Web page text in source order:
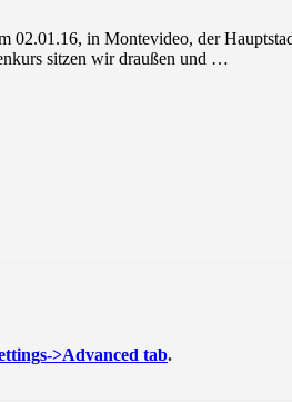
in Montevideo, der
sitzen wir draußen und …
>Advanced tab.